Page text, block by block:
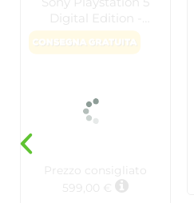
Digital Edition -
Chassis E Slim
Prezzo consigliato
599,00 €